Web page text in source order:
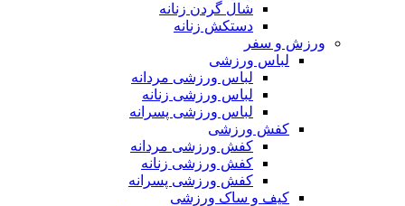
شال گردن زنانه
دستکش زنانه
ورزش و سفر
لباس ورزشی
لباس ورزشی مردانه
لباس ورزشی زنانه
لباس ورزشی پسرانه
کفش ورزشی
کفش ورزشی مردانه
کفش ورزشی زنانه
کفش ورزشی پسرانه
کیف و ساک ورزشی